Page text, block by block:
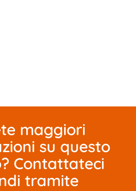
maggiori
su questo
Contattateci
tramite